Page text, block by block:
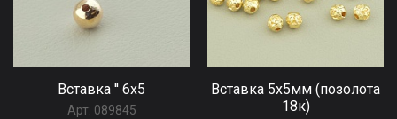
Вставка '' 6х5
Арт: 089845
Вставка 5х5мм (позолота
18к)